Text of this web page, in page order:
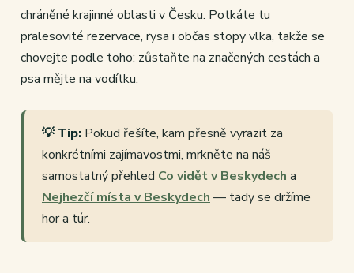
chráněné krajinné oblasti v Česku. Potkáte tu
pralesovité rezervace, rysa i občas stopy vlka, takže se
chovejte podle toho: zůstaňte na značených cestách a
psa mějte na vodítku.
💡 Tip: Pokud řešíte, kam přesně vyrazit za
konkrétními zajímavostmi, mrkněte na náš
samostatný přehled Co vidět v Beskydech a
Nejhezčí místa v Beskydech — tady se držíme
hor a túr.